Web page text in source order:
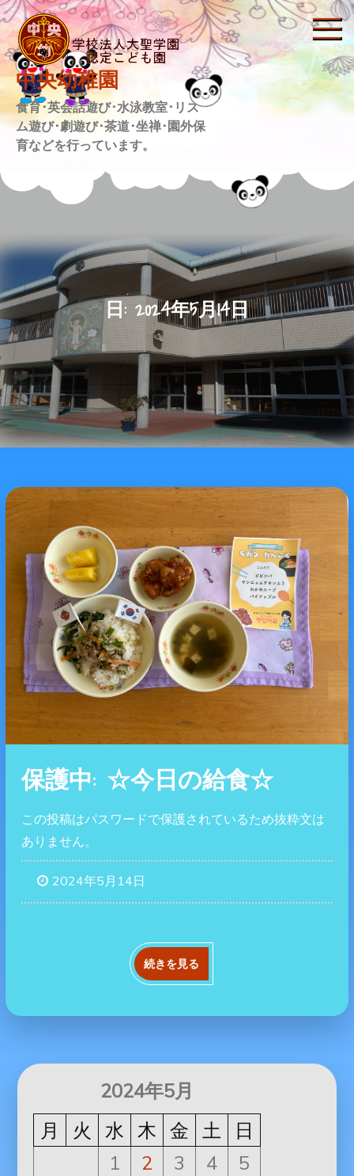
Skip
to
content
中央幼稚園
食育･英会話遊び･水泳教室･リズ
ム遊び･劇遊び･茶道･坐禅･園外保
育などを行っています。
日: 2024年5月14日
保護中: ‪☆今日の給食☆
この投稿はパスワードで保護されているため抜粋文は
ありません。
2024年5月14日
続きを見る
2024年5月
月
火 水 木 金 土
日
1
2 3 4
5